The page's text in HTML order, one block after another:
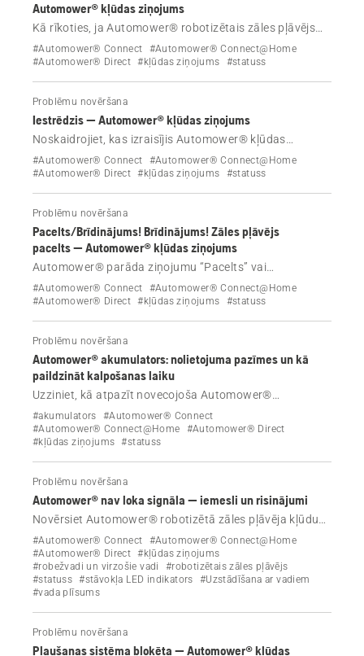
Automower® kļūdas ziņojums
Kā rīkoties, ja Automower® robotizētais zāles pļāvējs
parāda kļūdas ziņojumu Charging station blocked
(Uzlādes stacija bloķēta)?
#Automower® Connect
#Automower® Connect@Home
#Automower® Direct #kļūdas ziņojums #statuss
Problēmu novēršana
Iestrēdzis — Automower® kļūdas ziņojums
Noskaidrojiet, kas izraisījis Automower® kļūdas
ziņojumu “Iestrēdzis”, un apgūstiet efektīvus
risinājumus kļūdas novēršanai.
#Automower® Connect
#Automower® Connect@Home
#Automower® Direct #kļūdas ziņojums #statuss
Problēmu novēršana
Pacelts/Brīdinājums! Brīdinājums! Zāles pļāvējs
pacelts — Automower® kļūdas ziņojums
Automower® parāda ziņojumu “Pacelts” vai
“Brīdinājums! Vai zāles pļāvējs pacelts?” Uzziniet, kā
izslēgt brīdinājumu, pārstartēt robotizēto zāles pļāvēju
#Automower® Connect
#Automower® Connect@Home
#Automower® Direct #kļūdas ziņojums #statuss
Problēmu novēršana
Automower® akumulators: nolietojuma pazīmes un kā
paildzināt kalpošanas laiku
Uzziniet, kā atpazīt novecojoša Automower®
akumulatora pazīmes un kā maksimāli palielināt tā
kalpošanas laiku, izmantojot pareizu uzglabāšanu,
tehnisko apkopi un iestatījumus.
#akumulators
#Automower® Connect
#Automower® Connect@Home
#Automower® Direct
#kļūdas ziņojums
#statuss
Problēmu novēršana
Automower® nav loka signāla — iemesli un risinājumi
Novērsiet Automower® robotizētā zāles pļāvēja kļūdu
“Nav loka signāla”. Ja uzlādes stacijas indikators mirgo
zilā krāsā vai tiek parādīti citi LED indikatori, izmantojiet
šo ceļvedi, lai noteiktu cēloni un atrastu detalizētus
risinājumus.
#Automower® Connect
#Automower® Connect@Home
#Automower® Direct #kļūdas ziņojums
#robežvadi un virzošie vadi
#robotizētais zāles pļāvējs
#statuss #stāvokļa LED indikators
#Uzstādīšana ar vadiem
#vada plīsums
Problēmu novēršana
Pļaušanas sistēma bloķēta — Automower® kļūdas